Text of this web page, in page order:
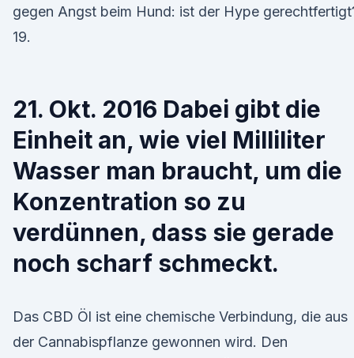
gegen Angst beim Hund: ist der Hype
19.
21. Okt. 2016 Dabei gibt die
Einheit an, wie viel Milliliter
Wasser man braucht, um die
Konzentration so zu
verdünnen, dass sie gerade
noch scharf schmeckt.
Das CBD Öl ist eine chemische Verbindung, die aus
der Cannabispflanze gewonnen wird. Den